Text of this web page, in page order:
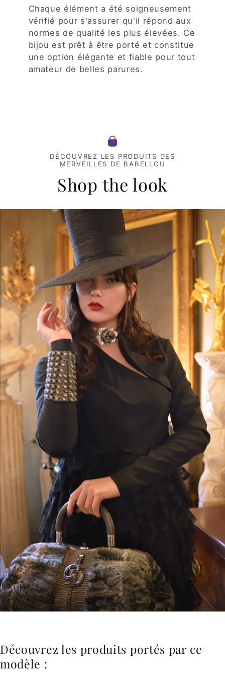
Chaque élément a été soigneusement
vérifié pour s'assurer qu'il répond aux
normes de qualité les plus élevées. Ce
bijou est prêt à être porté et constitue
une option élégante et fiable pour tout
amateur de belles parures.
DÉCOUVREZ LES PRODUITS DES
MERVEILLES DE BABELLOU
Shop the look
Découvrez les produits portés par ce
modèle :